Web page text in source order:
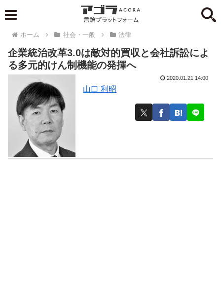
ホーム 社会・一般 法律
企業統治改革3.0は敵対的買収と会社訴訟によ
る多元的けん制機能の発揮へ
山口 利昭
2020.01.21 14:00